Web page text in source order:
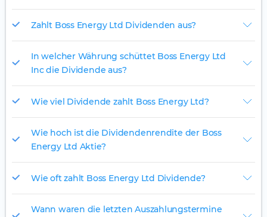
Zahlt Boss Energy Ltd Dividenden aus?
In welcher Währung schüttet Boss Energy Ltd
Inc die Dividende aus?
Wie viel Dividende zahlt Boss Energy Ltd?
Wie hoch ist die Dividendenrendite der Boss
Energy Ltd Aktie?
Wie oft zahlt Boss Energy Ltd Dividende?
Wann waren die letzten Auszahlungstermine